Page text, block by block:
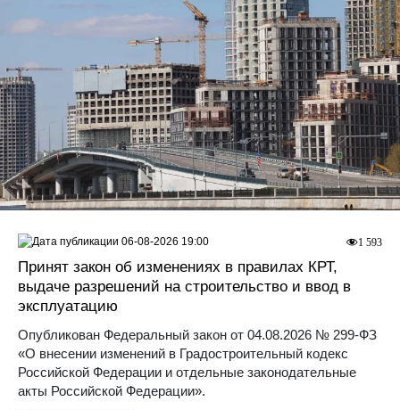
Принят закон об изменениях в правилах КРТ,
выдаче разрешений на строительство и ввод в
эксплуатацию
Опубликован Федеральный закон от 04.08.2026 № 299-ФЗ
«О внесении изменений в Градостроительный кодекс
Российской Федерации и отдельные законодательные
акты Российской Федерации».
1 593
06-08-2026 19:00